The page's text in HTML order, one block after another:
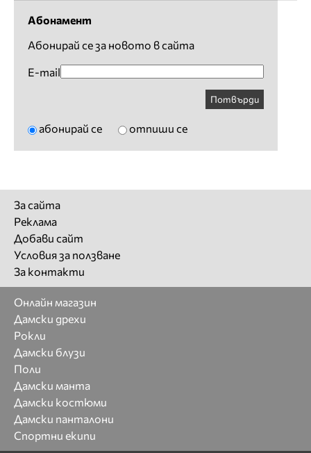
Абонамент
Абонирай се за новото в сайта
E-mail
Потвърди
абонирай се отпиши се
За сайта
Реклама
Добави сайт
Условия за ползване
За контакти
Онлайн магазин
Дамски дрехи
Рокли
Дамски блузи
Поли
Дамски манта
Дамски костюми
Дамски панталони
Спортни екипи